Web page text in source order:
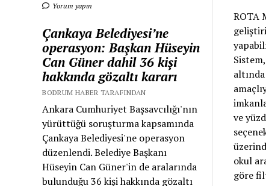
Yorum yapın
Çankaya Belediyesi’ne
operasyon: Başkan Hüseyin
Can Güner dahil 36 kişi
hakkında gözaltı kararı
BODRUM HABER TARAFINDAN
Ankara Cumhuriyet Başsavcılığı'nın
yürüttüğü soruşturma kapsamında
Çankaya Belediyesi'ne operasyon
düzenlendi. Belediye Başkanı
Hüseyin Can Güner'in de aralarında
bulunduğu 36 kişi hakkında gözaltı
ROTA
ve
okul
göre